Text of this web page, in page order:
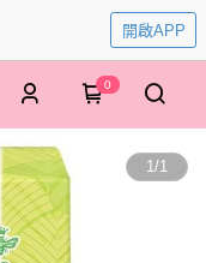
開啟APP
0
1/1